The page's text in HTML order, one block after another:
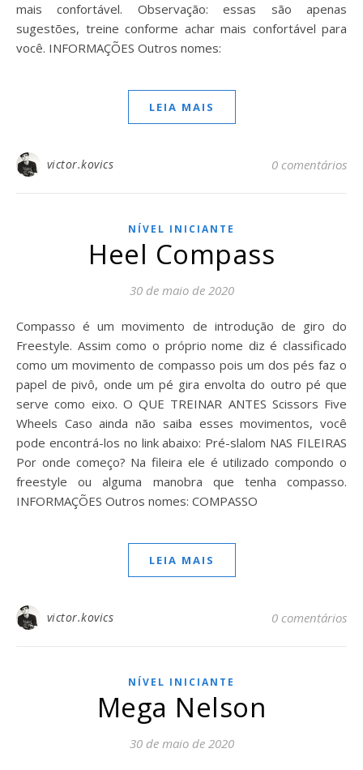
mais confortável. Observação: essas são apenas
sugestões, treine conforme achar mais confortável para
você. INFORMAÇÕES Outros nomes:
LEIA MAIS
victor.kovics 0 comentários
NÍVEL INICIANTE
Heel Compass
30 de maio de 2020
Compasso é um movimento de introdução de giro do
Freestyle. Assim como o próprio nome diz é classificado
como um movimento de compasso pois um dos pés faz o
papel de pivô, onde um pé gira envolta do outro pé que
serve como eixo. O QUE TREINAR ANTES Scissors Five
Wheels Caso ainda não saiba esses movimentos, você
pode encontrá-los no link abaixo: Pré-slalom NAS FILEIRAS
Por onde começo? Na fileira ele é utilizado compondo o
freestyle ou alguma manobra que tenha compasso.
INFORMAÇÕES Outros nomes: COMPASSO
LEIA MAIS
victor.kovics 0 comentários
NÍVEL INICIANTE
Mega Nelson
30 de maio de 2020